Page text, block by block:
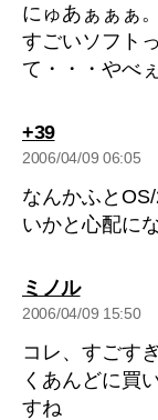
にゅあぁぁぁ。
すごいソフト
て・・・やべ
+39の
発
2006/04/09 06:05
なんかふと
いかと心配に
ミノルの
発
2006/04/09 15:50
コレ、すごす
くあんどに買
すね